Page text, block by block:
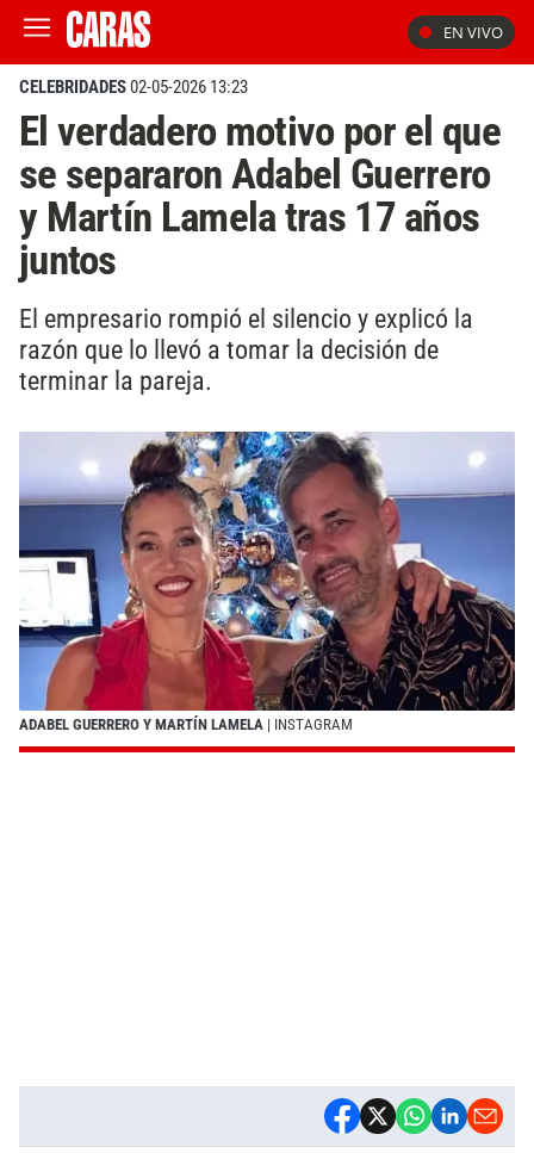
EN VIVO
CELEBRIDADES02-05-2026 13:23
El verdadero motivo por el que
se separaron Adabel Guerrero
y Martín Lamela tras 17 años
juntos
El empresario rompió el silencio y explicó la
razón que lo llevó a tomar la decisión de
terminar la pareja.
ADABEL GUERRERO Y MARTÍN LAMELA | INSTAGRAM